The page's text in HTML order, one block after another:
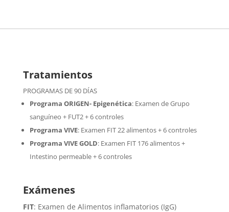
Tratamientos
PROGRAMAS DE 90 DÍAS
Programa ORIGEN- Epigenética:Examen de Grupo
sanguíneo + FUT2 + 6 controles
Programa VIVE: Examen FIT 22 alimentos + 6 controles
Programa VIVE GOLD: Examen FIT 176 alimentos +
Intestino permeable + 6 controles
Exámenes
FIT: Examen de Alimentos inflamatorios (IgG)